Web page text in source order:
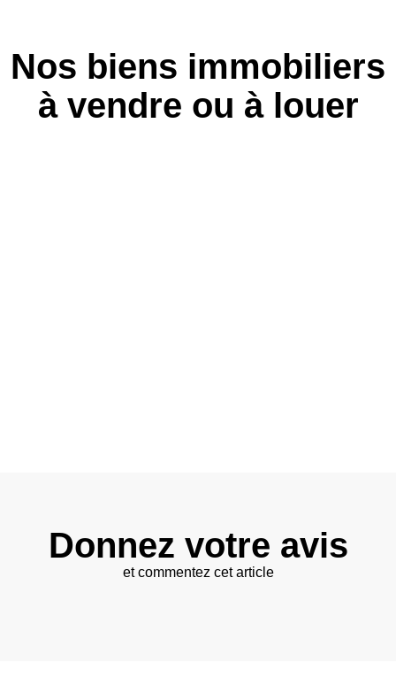
Nos biens immobiliers
à vendre ou à louer
Donnez votre avis
et commentez cet article